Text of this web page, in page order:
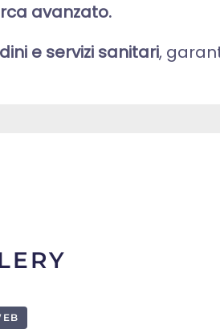
avanzato.
e servizi sanitari,